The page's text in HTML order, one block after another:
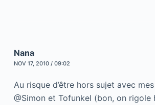
Nana
NOV 17, 2010 / 09:02
Au risque d’être hors sujet avec
@Simon et Tofunkel (bon, on rigole